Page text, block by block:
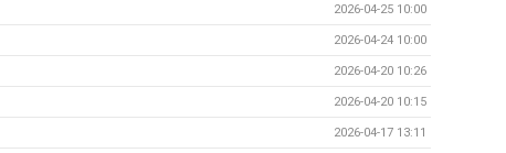
2026-04-25 10:00
2026-04-24 10:00
2026-04-20 10:26
2026-04-20 10:15
2026-04-17 13:11